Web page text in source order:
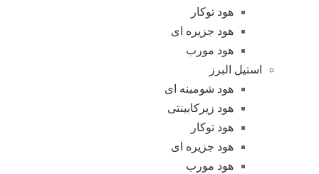
هود توکار
هود جزیره ای
هود مورب
استیل البرز
هود شومینه ای
هود زیرکابینتی
هود توکار
هود جزیره ای
هود مورب